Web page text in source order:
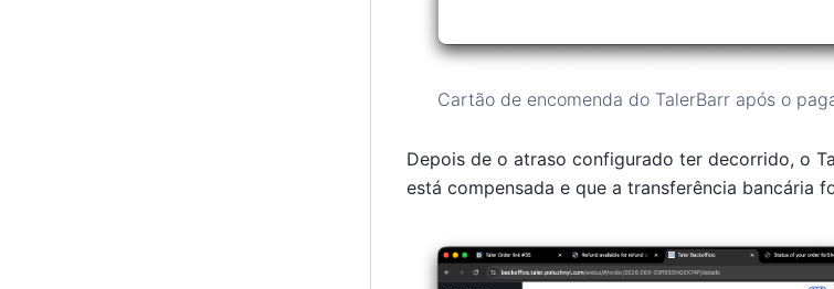
Cartão de encomenda do TalerBarr após o
Depois de o atraso configurado ter decorrido, o
está compensada e que a transferência bancária